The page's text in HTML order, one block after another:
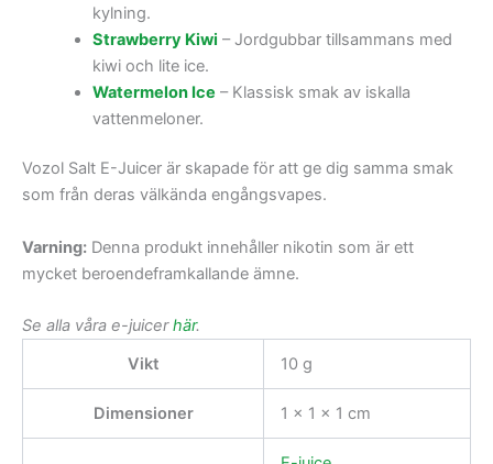
kylning.
Strawberry Kiwi – Jordgubbar tillsammans med
kiwi och lite ice.
Watermelon Ice – Klassisk smak av iskalla
vattenmeloner.
Vozol Salt E-Juicer är skapade för att ge dig samma smak
som från deras välkända engångsvapes.
Varning: Denna produkt innehåller nikotin som är ett
mycket beroendeframkallande ämne.
Se alla våra e-juicerhär.
Vikt
10 g
Dimensioner 1 × 1 × 1 cm